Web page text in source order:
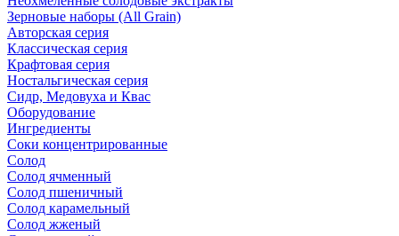
Зерновые наборы (All Grain)
Авторская серия
Классическая серия
Крафтовая серия
Ностальгическая серия
Сидр, Медовуха и Квас
Оборудование
Ингредиенты
Соки концентрированные
Солод
Солод ячменный
Солод пшеничный
Солод карамельный
Солод жженый